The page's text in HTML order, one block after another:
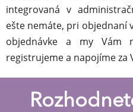
integrovaná v
ešte nemáte, pri objednaní
objednávke a my Vám
registrujeme a napojíme za